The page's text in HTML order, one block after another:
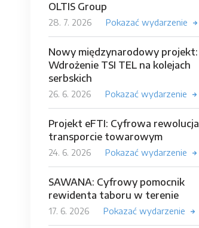
OLTIS Group
28. 7. 2026 Pokazać wydarzenie
Nowy międzynarodowy projekt:
Wdrożenie TSI TEL na kolejach
serbskich
26. 6. 2026 Pokazać wydarzenie
Projekt eFTI: Cyfrowa
transporcie towarowym
24. 6. 2026 Pokazać wydarzenie
SAWANA: Cyfrowy pomocnik
rewidenta taboru w terenie
17. 6. 2026 Pokazać wydarzenie